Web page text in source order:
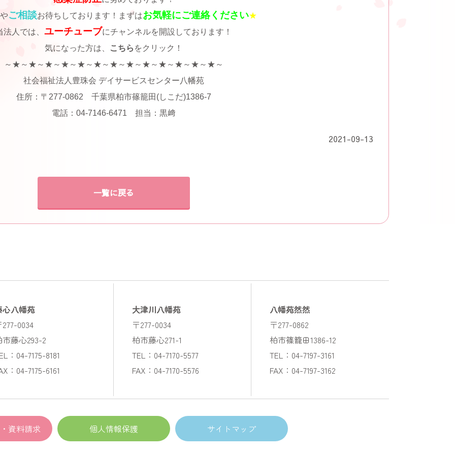
やご相談お待ちしております！まずはお気軽にご連絡ください★
法人では、 ユーチューブにチャンネルを開設しております！
気になった方は、
こちら をクリック！
～★～★～★～★～★～★～★～★～★～★～★～★～★～
社会福祉法人豊珠会 デイサービスセンター八幡苑
住所：〒277-0862 千葉県柏市篠籠田(しこだ)1386-7
電話：04-7146-6471 担当：黒﨑
2021-09-13
一覧に戻る
心八幡苑
0034
市藤心293-2
：04-7175-8181
：04-7175-6161
大津川八幡苑
〒277-0034
柏市藤心271-1
TEL：04-7170-5577
FAX：04-7170-5576
八幡苑然然
〒277-0862
柏市篠籠田1386-12
TEL：04-7197-3161
FAX：04-7197-3162
資料請求 個人情報保護 サイトマップ